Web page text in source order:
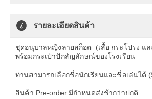
รายละเอียดสินค้า
ชุดอนุบาลหญิงลายสก็อต (เสื้อ กระโปรง แล
พร้อมกระเป๋าปักสัญลักษณ์ของโรงเรียน
ท่านสามารถเลือกชื่อนักเรียนและชื่อเล่นได้
สินค้า Pre-order มีกำหนดส่งช้ากว่าปกติ